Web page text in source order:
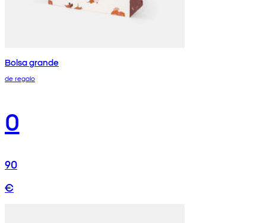
Bolsa grande
de regalo
0
90
€